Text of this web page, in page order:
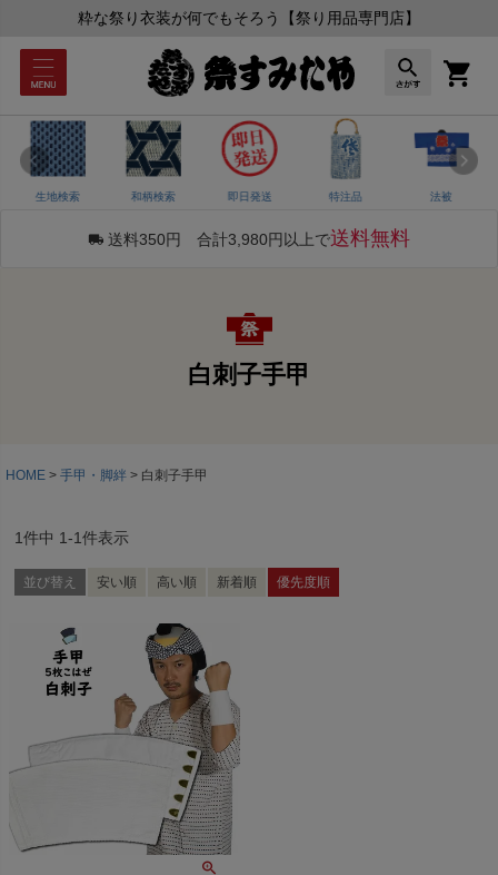
粋な祭り衣装が何でもそろう【祭り用品専門店】
生地検索 和柄検索 即日発送 特注品 法被
送料350円 合計3,980円以上で送料無料
白刺子手甲
HOME 手甲・脚絆 白刺子手甲
並び替え 安い順 高い順 新着順 優先度順
1件中 1-1件表示